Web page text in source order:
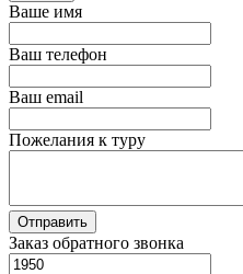
Ваше имя
Ваш телефон
Ваш email
Пожелания к туру
Заказ обратного звонка